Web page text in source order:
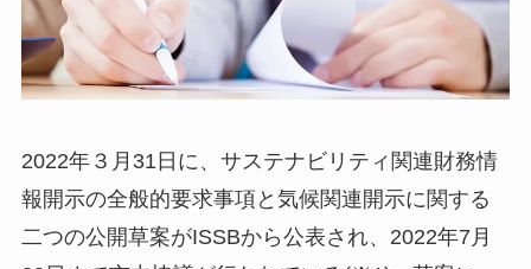
2022年３月31日に、サステナビリティ関連財務情
報開示の全般的要求事項と気候関連開示に関する
二つの公開草案がISSBから公表され、2022年7月